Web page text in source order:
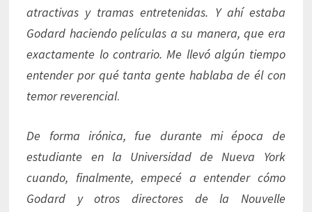
atractivas y tramas entretenidas. Y ahí estaba
Godard haciendo películas a su manera, que era
exactamente lo contrario. Me llevó algún tiempo
entender por qué tanta gente hablaba de él con
temor reverencial.
De forma irónica, fue durante mi época de
estudiante en la Universidad de Nueva York
cuando, finalmente, empecé a entender cómo
Godard y otros directores de la Nouvelle